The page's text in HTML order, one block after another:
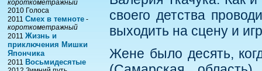
короткометражный
2010 Голоса
2011 Смех в темноте-
короткометражный
2011 Жизнь и
приключения Мишки
Япончика
2011 Восьмидесятые
своего детства
выходить на сцену и
Жене было десять,